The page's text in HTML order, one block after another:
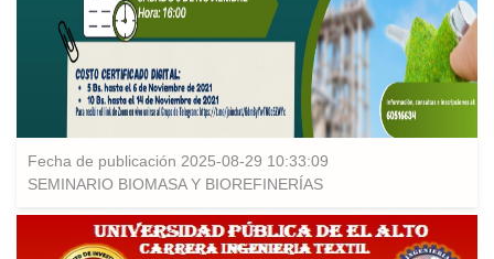
Fecha de publicación 2025-08-29 10:33:09
SEMINARIO BIOMASA Y BIOREFINERÍAS